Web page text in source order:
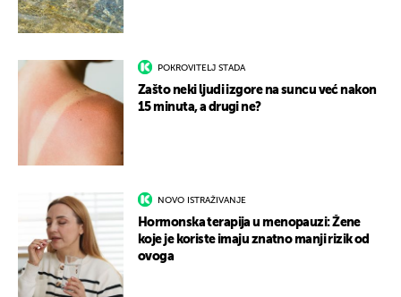
POKROVITELJ STADA
Zašto neki ljudi izgore na suncu već nakon
15 minuta, a drugi ne?
NOVO ISTRAŽIVANJE
Hormonska terapija u menopauzi: Žene
koje je koriste imaju znatno manji rizik od
ovoga